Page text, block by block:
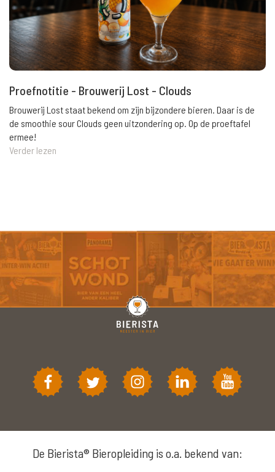
Proefnotitie - Brouwerij Lost - Clouds
Brouwerij Lost staat bekend om zijn bijzondere bieren. Daar is de
de smoothie sour Clouds geen uitzondering op. Op de proeftafel
ermee!
Verder lezen
De Bierista® Bieropleiding is o.a. bekend van: